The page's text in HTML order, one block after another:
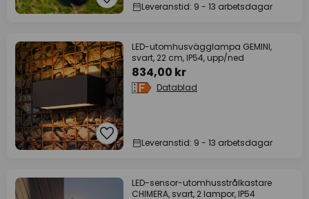
Leveranstid: 9 - 13 arbetsdagar
LED-utomhusvägglampa GEMINI,
svart, 22 cm, IP54, upp/ned
834,00 kr
Datablad
Leveranstid: 9 - 13 arbetsdagar
LED-sensor-utomhusstrålkastare
CHIMERA, svart, 2 lampor, IP54